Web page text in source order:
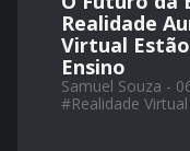
Realidade
Virtual
Ensino
Samuel Souza -
#Realidade Virtual